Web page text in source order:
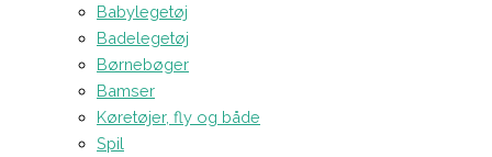
Babylegetøj
Badelegetøj
Børnebøger
Bamser
Køretøjer, fly og både
Spil